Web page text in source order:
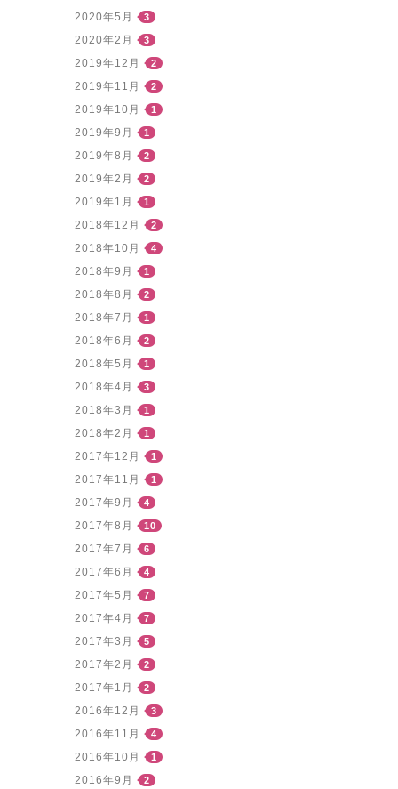
2020年5月 3
2020年2月 3
2019年12月 2
2019年11月 2
2019年10月 1
2019年9月 1
2019年8月 2
2019年2月 2
2019年1月 1
2018年12月 2
2018年10月 4
2018年9月 1
2018年8月 2
2018年7月 1
2018年6月 2
2018年5月 1
2018年4月 3
2018年3月 1
2018年2月 1
2017年12月 1
2017年11月 1
2017年9月 4
2017年8月 10
2017年7月 6
2017年6月 4
2017年5月 7
2017年4月 7
2017年3月 5
2017年2月 2
2017年1月 2
2016年12月 3
2016年11月 4
2016年10月 1
2016年9月 2